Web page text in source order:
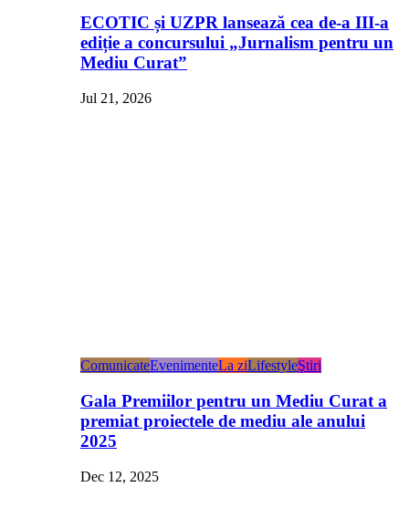
ECOTIC și UZPR lansează cea de-a III-a
ediție a concursului „Jurnalism pentru un
Mediu Curat”
Jul 21, 2026
ComunicateEvenimenteLa ziLifestyleŞtiri
Gala Premiilor pentru un Mediu Curat a
premiat proiectele de mediu ale anului
2025
Dec 12, 2025